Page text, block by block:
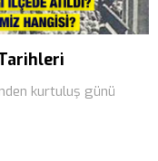
kurtuluş günü